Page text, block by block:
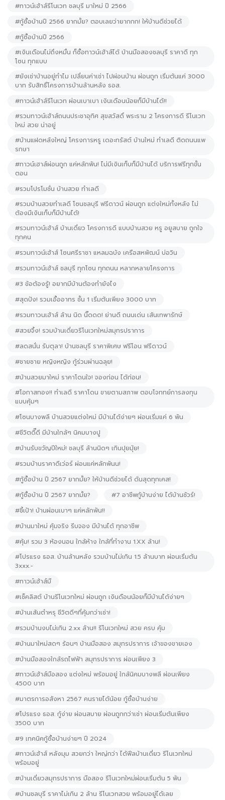
#ทาวน์เฮ้าส์รีโนเวท ชลบุรี มาใหม่ ปี 2566
#กู้ซื้อบ้านปี 2566 ยากมั้ย? ตอบเลยว่ายากกก! ให้บ้านดีช่วยได้
#กู้ซื้อบ้านปี 2566
#เงินเดือนไม่ถึงหมื่น ก็ซื้อทาวน์เฮ้าส์ได้ บ้านมือสองชลบุรี ราคาดี ทุก
โซน ทุกแบบ
#ยังเช่าบ้านอยู่ทำไม เปลี่ยนค่าเช่า ไปผ่อนบ้าน ผ่อนถูก เริ่มต้นแค่ 3000
บาท รับสิทธิ์โครงการบ้านล้านหลัง ธอส.
#ทาวน์เฮ้าส์รีโนเวท ผ่อนเบาเบา เงินเดือนน้อยก็มีบ้านได้!!
#รวมทาวน์เฮ้าส์ถนนประชาอุทิศ สุขสวัสดิ์ พระราม 2 โครงการดี รีโนเวท
ใหม่ สวย น่าอยู่
#บ้านแฝดหลังใหญ่ โครงการหรู เดอะทรัสต์ บ้านใหม่ ทำเลดี ติดถนนแพ
รกษา
#ทาวน์เฮาส์ผ่อนถูก แค่หลักพัน! ไม่มีเงินเก็บก็มีบ้านได้ บริการฟรีทุกขั้น
ตอน
#รวมโปรโมชั่น บ้านสวย ทำเลดี
#รวมบ้านสวยทำเลดี โซนชลบุรี ฟรีดาวน์ ผ่อนถูก แต่งใหม่ทั้งหลัง ไม่
ต้องมีเงินเก็บก็มีบ้านได้!
#รวมทาวน์เฮ้าส์ บ้านเดี่ยว โครงการดี แบบบ้านสวย หรู อยูสบาย ถูกใจ
ทุกคน
#รวมทาวน์เฮ้าส์ โซนศรีราชา แหลมฉบัง เครือสหพัฒน์ บ่อวิน
#รวมทาวน์เฮ้าส์ ชลบุรี ทุกโซน ทุกถนน หลากหลายโครงการ
#3 ข้อต้องรู้! อยากมีบ้านต้องทำยังไง
#สุดปัง! รวมเอื้ออาทร ชั้น 1 เริ่มต้นเพียง 3000 บาท
#รวมทาวนเฮ้าส์ ล้าน นิด นิ๊ดดด! ย่านดี ถนนเด่น เส้นเทพารักษ์
#สวยจึ้ง! รวมบ้านเดี่ยวรีโนเวทใหม่สมุทรปราการ
#ลดสนั่น รับตุลา! บ้านชลบุรี ราคาพิเศษ ฟรีโอน ฟรีดาวน์
#ชายชาย หญิงหญิง กู้ร่วมผ่านฉลุย!
#บ้านสวยมาใหม่ ราคาโดนใจ! จองก่อน ได้ก่อน!
#โอกาสทอง!! ทำเลดี ราคาโดน ขายตามสภาพ ตอบโจททย์การลงทุน
แบบคุ้มๆ
#โซนบางพลี บ้านสวยแต่งใหม่ มีบ้านได้ง่ายๆ ผ่อนเริ่มแค่ 6 พัน
#ชีวิตดี๊ดี มีบ้านใกล้ๆ นิคมบางปู
#บ้านรับขวัญปีใหม่! ชลบุรี ล้านนิดๆ เกินปุยมุ้ย!
#รวมบ้านราคาดีเว่อร์ ผ่อนแค่หลักพันน!
#กู้ซื้อบ้าน ปี 2567 ยากมั้ย? ให้บ้านดีช่วยได้ ดันสุดทุกเคส!
#กู้ซื้อบ้าน ปี 2567 ยากมั้ย?
#7 อาชีพกู้บ้านง่าย ได้บ้านชัวร์!
#ชี้เป้า! บ้านผ่อนเบาๆ แค่หลักพัน!!
#บ้านมาใหม่ คุ้มจริง รีบจอง มีบ้านได้ ทุกอาชีพ
#คุ้ม! รวม 3 ห้องนอน ใกล้ห้าง ใกล้ที่ทำงาน 1.XX ล้าน!
#โปรแรง ธอส. บ้านล้านหลัง รวมบ้านไม่เกิน 1.5 ล้านบาท ผ่อนเริ่มต้น
3xxx.-
#ทาวน์เฮ้าส์มื
#เช็คลิสต์ บ้านรีโนเวทใหม่ ผ่อนถูก เงินดือนน้อยก็มีบ้านได้ง่ายๆ
#บ้านเส้นตำหรุ ชีวิตดีๆที่คุ้มกว่าเช่า!
#รวมบ้านงบไม่เกิน 2.xx ล้าน!! รีโนเวทใหม่ สวย ครบ คุ้ม
#บ้านมาใหม่สดๆ ร้อนๆ บ้านมือสอง สมุทรปราการ เจ้าของขายเอง
#บ้านมือสองใกล้รถไฟฟ้า สมุทรปราการ ผ่อนเพียง 3
#ทาวน์เฮ้าส์มือสอง แต่งใหม่ พร้อมอยู่ ใกล้นิคมบางพลี ผ่อนเพียง
4500 บาท
#มาตรการอสังหา 2567 คนรายได้น้อย กู้ซื้อบ้านง่าย
#โปรแรง ธอส. กู้ง่าย ผ่อนสบาย ผ่อนถูกกว่าเช่า ผ่อนเริ่มต้นเพียง
3500 บาท
#9 เทคนิคกู้ซื้อบ้านง่ายๆ ปี 2024
#ทาวน์เฮ้าส์ หลังมุม สวยกว่า ใหญ่กว่า ได้ฟีลบ้านเดี่ยว รีโนเวทใหม่
พร้อมอยู่
#บ้านเดี่ยวสมุทรปราการ มือสอง รีโนเวทใหม่ผ่อนเริ่มต้น 5 พัน
#บ้านชลบุรี ราคาไม่เกิน 2 ล้าน รีโนเวทสวย พร้อมอยู่ได้เลย